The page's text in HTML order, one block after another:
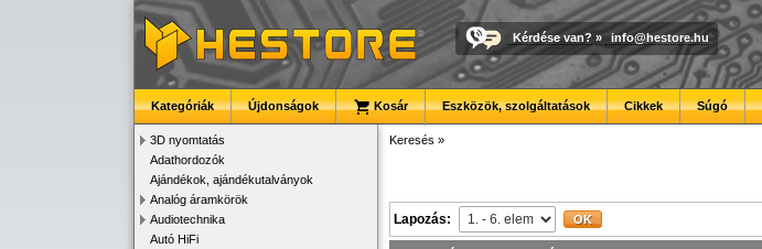
Kérdése van? » info@hestore.hu
Kategóriák Újdonságok Kosár Eszközök, szolgáltatások Cikkek Súgó
3D nyomtatás
Adathordozók
Ajándékok, ajándékutalványok
Analóg áramkörök
Audiotechnika
Autó HiFi
Keresés »
Lapozás: